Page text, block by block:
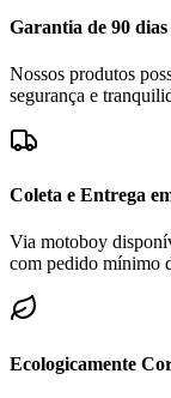
Garantia de 90 dias
Nossos produtos
segurança e
Coleta e Entrega
Via motoboy
com pedido mínimo
Ecologicamente